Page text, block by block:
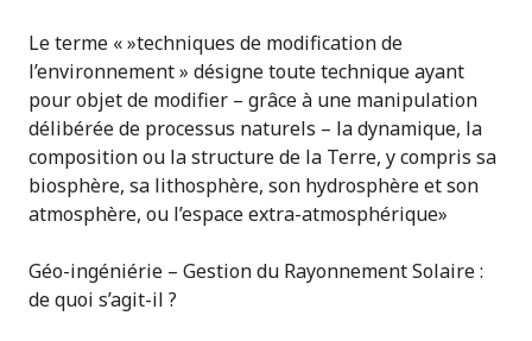
Le terme « »techniques de modification de
l’environnement » désigne toute technique ayant
pour objet de modifier – grâce à une manipulation
délibérée de processus naturels – la dynamique, la
composition ou la structure de la Terre, y compris sa
biosphère, sa lithosphère, son hydrosphère et son
atmosphère, ou l’espace extra-atmosphérique»
Géo-ingéniérie – Gestion du Rayonnement Solaire :
de quoi s’agit-il ?